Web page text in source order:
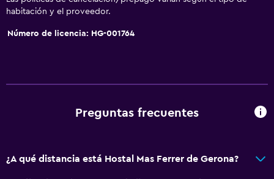
Alarma de humo
Calefacción
Papeleras
Vista al río
habitación y el proveedor.
Número de licencia: HG-001764
Preguntas frecuentes
¿A qué distancia está Hostal Mas Ferrer de Gerona?